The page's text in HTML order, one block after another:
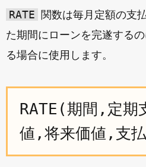
RATE
関数は毎月定額の支
た期間にローンを完遂する
る場合に使用します。
RATE(期間,定期
値,将来価値,支